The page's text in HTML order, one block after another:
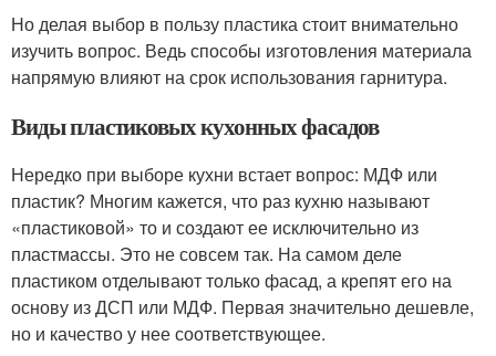
Но делая выбор в пользу пластика стоит внимательно
изучить вопрос. Ведь способы изготовления материала
напрямую влияют на срок использования гарнитура.
Виды пластиковых кухонных фасадов
Нередко при выборе кухни встает вопрос: МДФ или
пластик? Многим кажется, что раз кухню называют
«пластиковой» то и создают ее исключительно из
пластмассы. Это не совсем так. На самом деле
пластиком отделывают только фасад, а крепят его на
основу из ДСП или МДФ. Первая значительно дешевле,
но и качество у нее соответствующее.